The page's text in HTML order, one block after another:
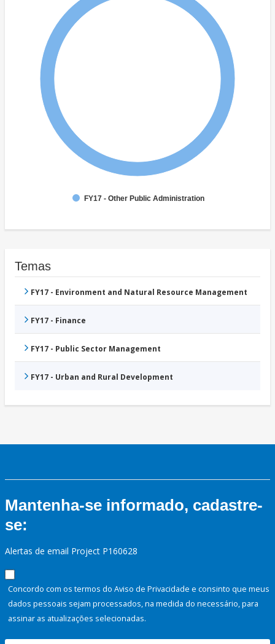
FY17 - Other Public Administration
Temas
FY17 - Environment and Natural Resource Management
FY17 - Finance
FY17 - Public Sector Management
FY17 - Urban and Rural Development
Mantenha-se informado, cadastre-
se:
Alertas de email Project P160628
Concordo com os termos do Aviso de Privacidade e consinto que meus
dados pessoais sejam processados, na medida do necessário, para
assinar as atualizações selecionadas.